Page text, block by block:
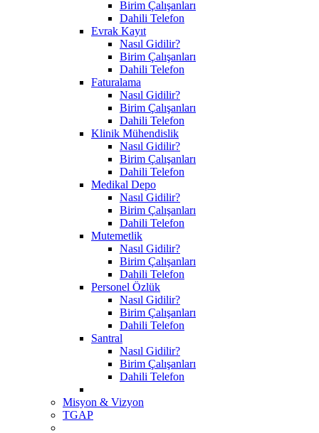
Birim Çalışanları
Dahili Telefon
Evrak Kayıt
Nasıl Gidilir?
Birim Çalışanları
Dahili Telefon
Faturalama
Nasıl Gidilir?
Birim Çalışanları
Dahili Telefon
Klinik Mühendislik
Nasıl Gidilir?
Birim Çalışanları
Dahili Telefon
Medikal Depo
Nasıl Gidilir?
Birim Çalışanları
Dahili Telefon
Mutemetlik
Nasıl Gidilir?
Birim Çalışanları
Dahili Telefon
Personel Özlük
Nasıl Gidilir?
Birim Çalışanları
Dahili Telefon
Santral
Nasıl Gidilir?
Birim Çalışanları
Dahili Telefon
Misyon & Vizyon
TGAP